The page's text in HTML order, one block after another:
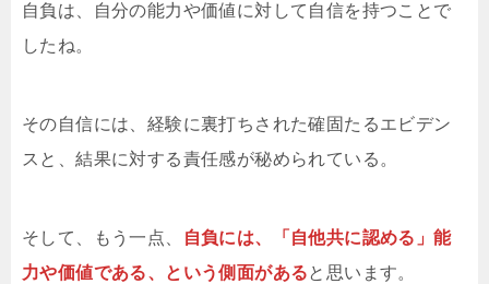
自負は、自分の能力や価値に対して自信を持つことで
したね。
その自信には、経験に裏打ちされた確固たるエビデン
スと、結果に対する責任感が秘められている。
そして、もう一点、
自負には、「自他共に認める」能
力や価値である、という側面があると思います。